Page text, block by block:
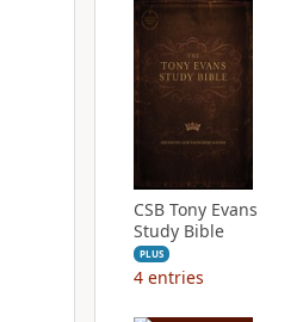
CSB Tony Evans
Study Bible
PLUS
4 entries